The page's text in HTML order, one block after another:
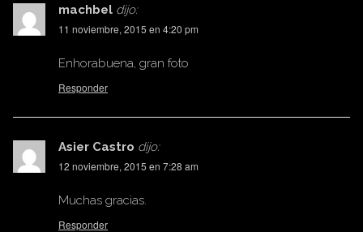
machbel dijo:
11 noviembre, 2015 en 4:20 pm
Enhorabuena, gran foto
Responder
Asier Castro dijo:
12 noviembre, 2015 en 7:28 am
Muchas gracias.
Responder